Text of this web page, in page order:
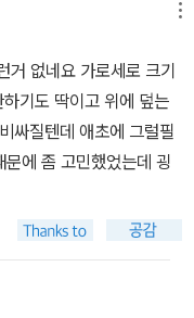
거 없네요 가로세로 크기
기도 딱이고 위에 덮는
싸질텐데 애초에 그럴필
에 좀 고민했었는데 굉